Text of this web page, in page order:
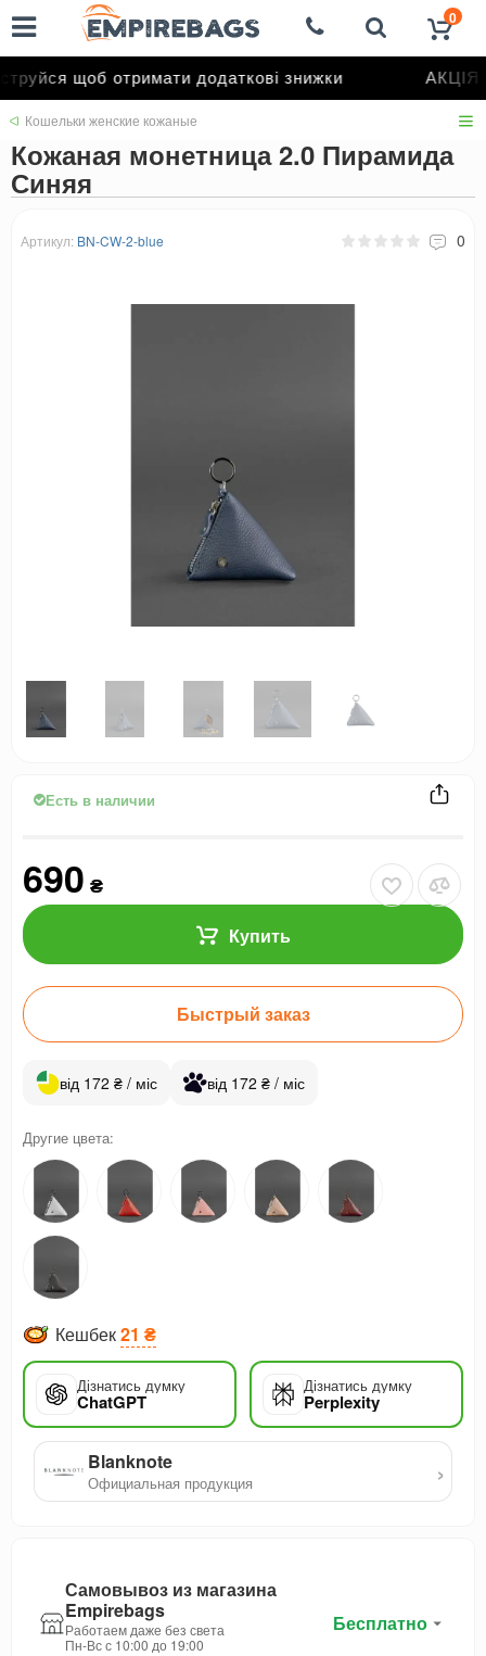
щоб отримати додаткові знижки АКЦІЯ
0
Кошельки женские кожаные
Кожаная монетница 2.0 Пирамида
Синяя
Артикул: BN-CW-2-blue 0
Есть в наличии
690 ₴
Купить
Быстрый заказ
від 172 ₴ / міс від 172 ₴ / міс
Другие цвета:
Кешбек21 ₴
Дізнатись думку
ChatGPT
Дізнатись думку
Perplexity
Blanknote
Официальная продукция ›
Самовывоз из магазина
Empirebags
Работаем даже без света
Пн-Вс с 10:00 до 19:00
Бесплатно